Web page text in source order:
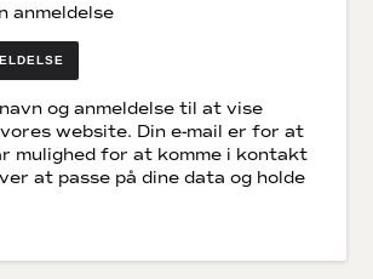
anmeldelse
og anmeldelse til at vise
website. Din e-mail er for at
mulighed for at komme i kontakt
at passe på dine data og holde